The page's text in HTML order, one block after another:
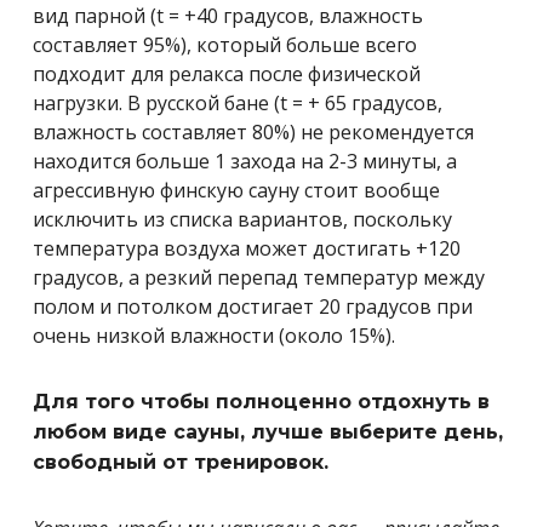
вид парной (t = +40 градусов, влажность
составляет 95%), который больше всего
подходит для релакса после физической
нагрузки. В русской бане (t = + 65 градусов,
влажность составляет 80%) не рекомендуется
находится больше 1 захода на 2-3 минуты, а
агрессивную финскую сауну стоит вообще
исключить из списка вариантов, поскольку
температура воздуха может достигать +120
градусов, а резкий перепад температур между
полом и потолком достигает 20 градусов при
очень низкой влажности (около 15%).
Для того чтобы полноценно отдохнуть в
любом виде сауны, лучше выберите день,
свободный от тренировок.